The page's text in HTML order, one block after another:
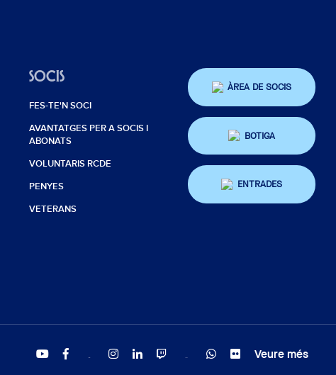
SOCIS
FES-TE'N SOCI
AVANTATGES PER A SOCIS I
ABONATS
VOLUNTARIS RCDE
PENYES
VETERANS
ÀREA DE SOCIS
BOTIGA
ENTRADES
Veure més